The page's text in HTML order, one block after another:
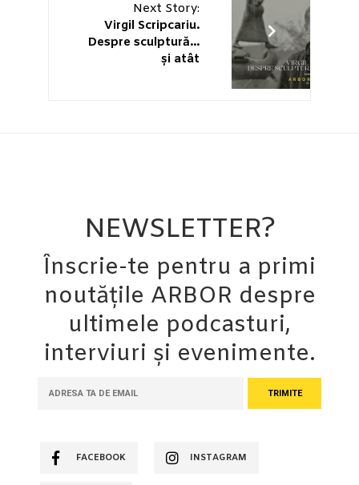
Next Story:
Virgil Scripcariu.
Despre sculptură…
și atât
NEWSLETTER?
Înscrie-te pentru a primi
noutățile ARBOR despre
ultimele podcasturi,
interviuri și evenimente.
FACEBOOK INSTAGRAM